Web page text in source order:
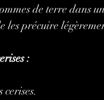
de terre dans
les précuire
:
cerises.